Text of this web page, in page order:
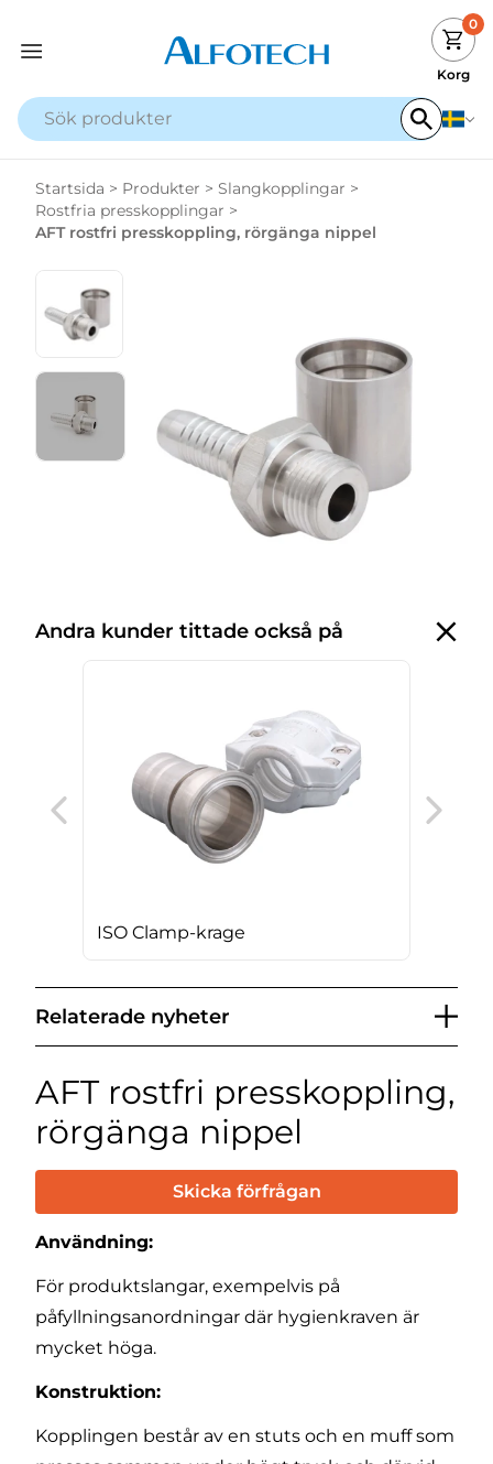
0
Korg
Startsida > Produkter > Slangkopplingar >
Rostfria presskopplingar >
AFT rostfri presskoppling, rörgänga nippel
Andra kunder tittade också på
ISO Clamp-krage
Relaterade nyheter
AFT rostfri presskoppling,
rörgänga nippel
Skicka förfrågan
Användning:
För produktslangar, exempelvis på
påfyllningsanordningar där hygienkraven är
mycket höga.
Konstruktion:
Kopplingen består av en stuts och en muff som